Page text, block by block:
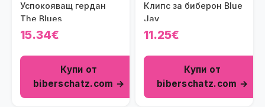
Успокояващ гердан
The Blues
15.34€
Купи от
biberschatz.com →
Клипс за биберон Blue
Jay
11.25€
Купи от
biberschatz.com →